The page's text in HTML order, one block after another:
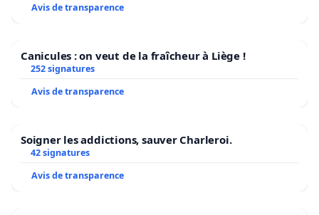
Avis de transparence
Canicules : on veut de la fraîcheur à Liège !
252 signatures
Avis de transparence
Soigner les addictions, sauver Charleroi.
42 signatures
Avis de transparence